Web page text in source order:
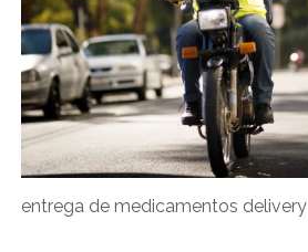
entrega de medicamentos delivery